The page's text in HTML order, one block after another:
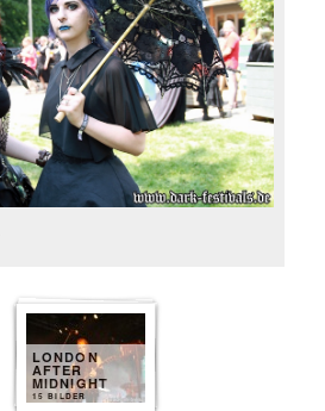
LONDON
AFTER
MIDNIGHT
15 BILDER